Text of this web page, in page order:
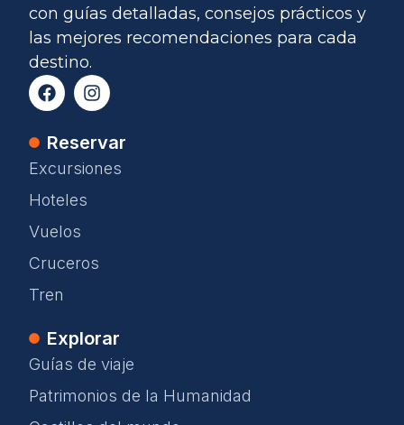
con guías detalladas, consejos prácticos y
las mejores recomendaciones para cada
destino.
Reservar
Excursiones
Hoteles
Vuelos
Cruceros
Tren
Explorar
Guías de viaje
Patrimonios de la Humanidad